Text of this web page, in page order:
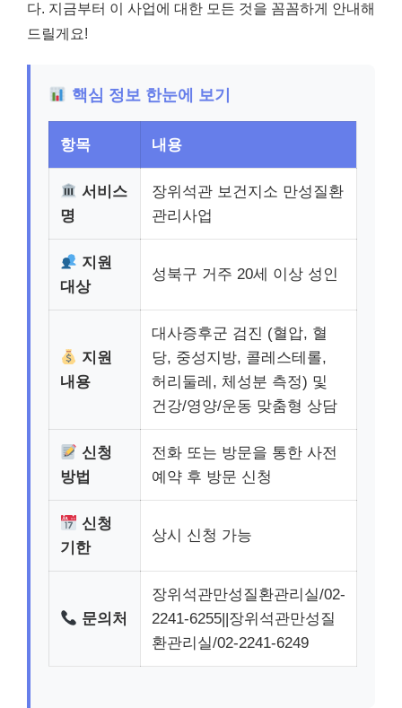
다. 지금부터 이 사업에 대한 모든 것을 꼼꼼하게 안내해
드릴게요!
핵심 정보 한눈에 보기
항목 내용
서비스
명
장위석관 보건지소 만성질환
관리사업
지원
대상
성북구 거주 20세 이상 성인
지원
내용
대사증후군 검진 (혈압, 혈
당, 중성지방, 콜레스테롤,
허리둘레, 체성분 측정) 및
건강/영양/운동 맞춤형 상담
신청
방법
전화 또는 방문을 통한 사전
예약 후 방문 신청
신청
기한
상시 신청 가능
문의처
장위석관만성질환관리실/02-
2241-6255||장위석관만성질
환관리실/02-2241-6249